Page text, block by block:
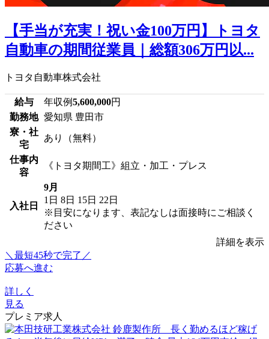
【手当が充実！祝い金100万円】トヨタ
自動車の期間従業員｜総額306万円以...
トヨタ自動車株式会社
給与 年収例5,600,000円
勤務地 愛知県 豊田市
寮・社
宅
あり（無料）
仕事内
容
《トヨタ期間工》組立・加工・プレス
入社日
9月
1日 8日 15日 22日
※目安になります、表記なしは面接時にご相談く
ださい
詳細を表示
＼最短45秒で完了／
応募へ進む
詳しく
見る
プレミア求人